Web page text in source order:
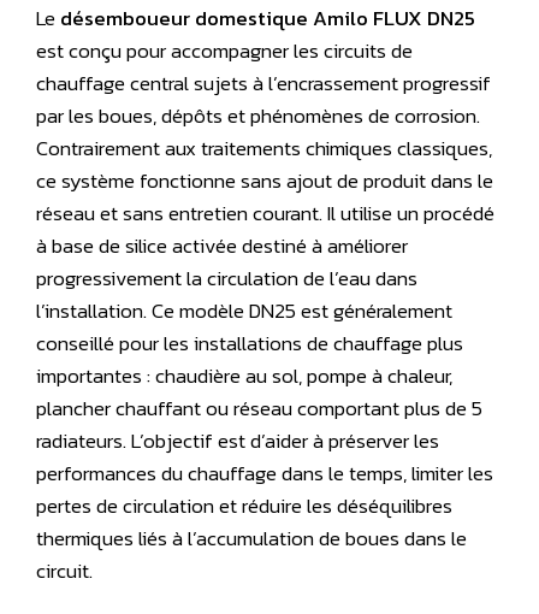
Ledésemboueur domestique Amilo FLUX DN25
est conçu pour accompagner les circuits de
chauffage central sujets à l’encrassement progressif
par les boues, dépôts et phénomènes de corrosion.
Contrairement aux traitements chimiques classiques,
ce système fonctionne sans ajout de produit dans le
réseau et sans entretien courant. Il utilise un procédé
à base de silice activée destiné à améliorer
progressivement la circulation de l’eau dans
l’installation. Ce modèle DN25 est généralement
conseillé pour les installations de chauffage plus
importantes : chaudière au sol, pompe à chaleur,
plancher chauffant ou réseau comportant plus de 5
radiateurs. L’objectif est d’aider à préserver les
performances du chauffage dans le temps, limiter les
pertes de circulation et réduire les déséquilibres
thermiques liés à l’accumulation de boues dans le
circuit.